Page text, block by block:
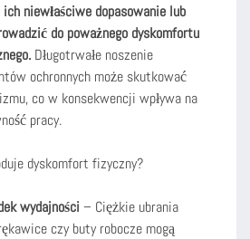
niewłaściwe dopasowanie lub
do poważnego dyskomfortu
Długotrwałe noszenie
ochronnych może skutkować
co w konsekwencji wpływa na
pracy.
dyskomfort fizyczny?
wydajności – Ciężkie ubrania
czy buty robocze mogą